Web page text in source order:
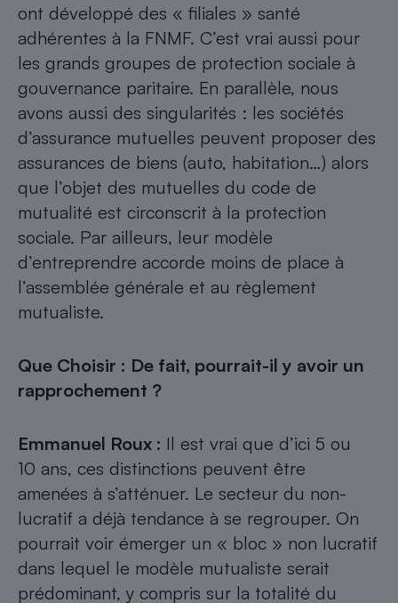
ont développé des « filiales » santé
adhérentes à la FNMF. C’est vrai aussi pour
les grands groupes de protection sociale à
gouvernance paritaire. En parallèle, nous
avons aussi des singularités : les sociétés
d’assurance mutuelles peuvent proposer des
assurances de biens (auto, habitation…) alors
que l’objet des mutuelles du code de
mutualité est circonscrit à la protection
sociale. Par ailleurs, leur modèle
d’entreprendre accorde moins de place à
l’assemblée générale et au règlement
mutualiste.
Que Choisir : De fait, pourrait-il y avoir un
rapprochement ?
Emmanuel Roux : Il est vrai que d’ici 5 ou
10 ans, ces distinctions peuvent être
amenées à s’atténuer. Le secteur du non-
lucratif a déjà tendance à se regrouper. On
pourrait voir émerger un « bloc » non lucratif
dans lequel le modèle mutualiste serait
prédominant, y compris sur la totalité du